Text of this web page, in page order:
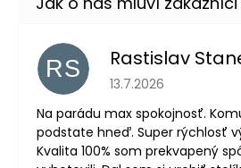
RS Rastislav
Hodnocení obchodu
13.7.2026
Na parádu max spokojnosť.
podstate hneď. Super rýchlosť
Kvalita 100% som prekvapený